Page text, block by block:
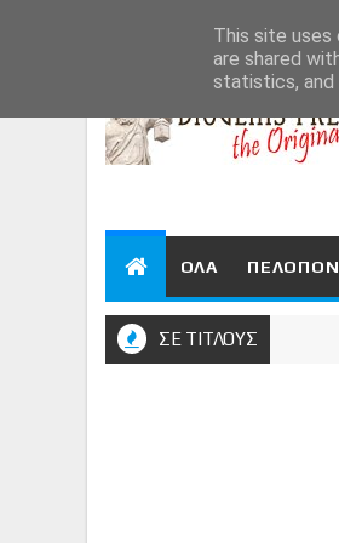
ΟΛΑ
ΣΕ ΤΙΤΛΟΥΣ
This site uses
are shared
statistics, and